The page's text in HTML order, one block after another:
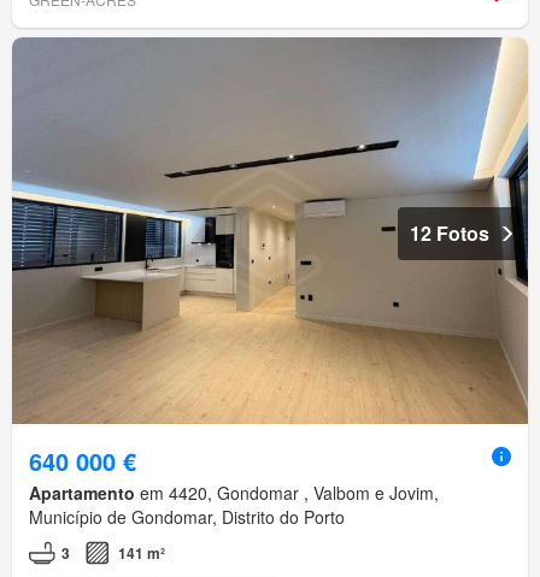
12 Fotos
640 000 €
Apartamento em 4420, Gondomar , Valbom e Jovim,
Município de Gondomar, Distrito do Porto
3 141 m²